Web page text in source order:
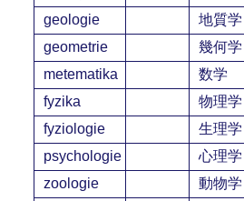
geologie
地質学
geometrie
幾何学
metematika
数学
fyzika
物理学
fyziologie
生理学
psychologie
心理学
zoologie
動物学